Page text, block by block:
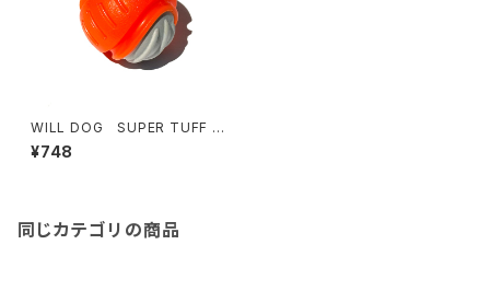
WILL DOG SUPER TUFF B
ALL Sサイズ ウィルドッグ ス
ーパータフボール
¥748
同じカテゴリの商品